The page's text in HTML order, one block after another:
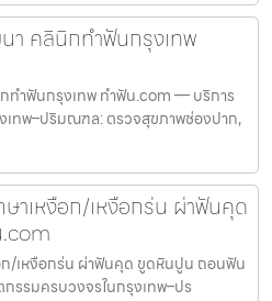
คลินิกทำฟันกรุงเทพ
ำฟันกรุงเทพ ทำฟัน.com — บริการ
ทพ–ปริมณฑล: ตรวจสุขภาพช่องปาก,
เหงือก/เหงือกร่น ผ่าฟันคุด
/เหงือกร่น ผ่าฟันคุด ขูดหินปูน ถอนฟัน
รมครบวงจรในกรุงเทพ–ปร